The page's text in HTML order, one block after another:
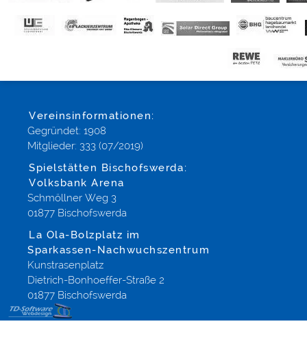
Vereinsinformationen:
Gegründet: 1908
Mitglieder: 333 (07/2019)
Spielstätten Bischofswerda:
Volksbank Arena
Schmöllner Weg 3
01877 Bischofswerda
La Ola-Bolzplatz im
Sparkassen-Nachwuchszentrum
Kunstrasenplatz
Dietrich-Bonhoeffer-Straße 2
01877 Bischofswerda